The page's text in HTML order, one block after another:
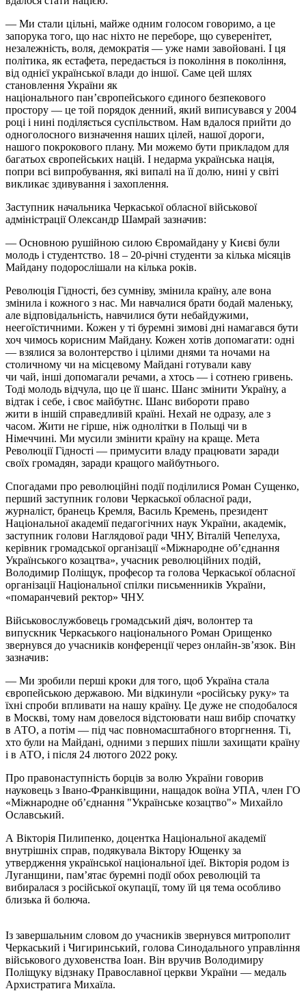
— Ми стали цільні, майже одним голосом говоримо, а це
запорука того, що нас ніхто не переборе, що суверенітет,
незалежність, воля, демократія — уже нами завойовані. І ця
політика, як естафета, передається із покоління в покоління,
від однієї української влади до іншої. Саме цей шлях
становлення України як
національного пан’європейського єдиного безпекового
простору — це той порядок денний, який виписувався у 2004
році і нині поділяється суспільством. Нам вдалося прийти до
одноголосного визначення наших цілей, нашої дороги,
нашого покрокового плану. Ми можемо бути прикладом для
багатьох європейських націй. І недарма українська нація,
попри всі випробування, які випалі на її долю, нині у світі
викликає здивування і захоплення.
Заступник начальника Черкаської обласної військової
адміністрації Олександр Шамрай зазначив:
— Основною рушійною силою Євромайдану у Києві були
молодь і студентство. 18 – 20-річні студенти за кілька місяців
Майдану подорослішали на кілька років.
Революція Гідності, без сумніву, змінила країну, але вона
змінила і кожного з нас. Ми навчалися брати бодай маленьку,
але відповідальність, навчилися бути небайдужими,
неегоїстичними. Кожен у ті буремні зимові дні намагався бути
хоч чимось корисним Майдану. Кожен хотів допомагати: одні
— взялися за волонтерство і цілими днями та ночами на
столичному чи на місцевому Майдані готували каву
чи чай, інші допомагали речами, а хтось — і сотнею гривень.
Тоді молодь відчула, що це її шанс. Шанс змінити Україну, а
відтак і себе, і своє майбутнє. Шанс вибороти право
жити в іншій справедливій країні. Нехай не одразу, але з
часом. Жити не гірше, ніж однолітки в Польщі чи в
Німеччині. Ми мусили змінити країну на краще. Мета
Революції Гідності — примусити владу працювати заради
своїх громадян, заради кращого майбутнього.
Спогадами про революційні події поділилися Роман Сущенко,
перший заступник голови Черкаської обласної ради,
журналіст, бранець Кремля, Василь Кремень, президент
Національної академії педагогічних наук України, академік,
заступник голови Наглядової ради ЧНУ, Віталій Чепелуха,
керівник громадської організації «Міжнародне об’єднання
Українського козацтва», учасник революційних подій,
Володимир Поліщук, професор та голова Черкаської обласної
організації Національної спілки письменників України,
«помаранчевий ректор» ЧНУ.
Військовослужбовець громадський діяч, волонтер та
випускник Черкаського національного Роман Орищенко
звернувся до учасників конференції через онлайн-зв’язок. Він
зазначив:
— Ми зробили перші кроки для того, щоб Україна стала
європейською державою. Ми відкинули «російську руку» та
їхні спроби впливати на нашу країну. Це дуже не сподобалося
в Москві, тому нам довелося відстоювати наш вибір спочатку
в АТО, а потім — під час повномасштабного вторгнення. Ті,
хто були на Майдані, одними з перших пішли захищати країну
і в АТО, і після 24 лютого 2022 року.
Про правонаступність борців за волю України говорив
науковець з Івано-Франківщини, нащадок воїна УПА, член ГО
«Міжнародне об’єднання "Українське козацтво"» Михайло
Ославський.
А Вікторія Пилипенко, доцентка Національної академії
внутрішніх справ, подякувала Віктору Ющенку за
утвердження української національної ідеї. Вікторія родом із
Луганщини, пам’ятає буремні події обох революцій та
вибиралася з російської окупації, тому їй ця тема особливо
близька й болюча.
Із завершальним словом до учасників звернувся митрополит
Черкаський і Чигиринський, голова Синодального управління
військового духовенства Іоан. Він вручив Володимиру
Поліщуку відзнаку Православної церкви України — медаль
Архистратига Михаїла.